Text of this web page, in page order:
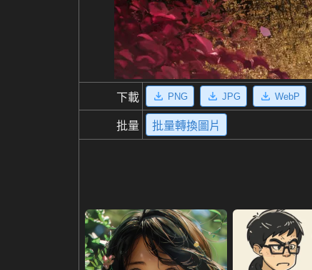
下載 PNG JPG WebP
批量 批量轉換圖片